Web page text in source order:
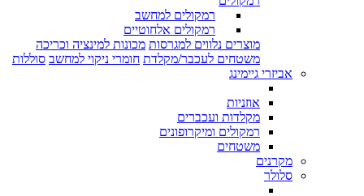
רמקולים למחשב
רמקולים אלחוטיים
מוצרים נלווים למגרסות מכונות למינציה וכריכה
משטחים לעכבר/מקלדת חומרי ניקוי למחשב סוללות
אביזרי גיימינג
אוזניות
מקלדות ועכברים
רמקולים ומיקרופונים
משטחים
מקרנים
סלולר